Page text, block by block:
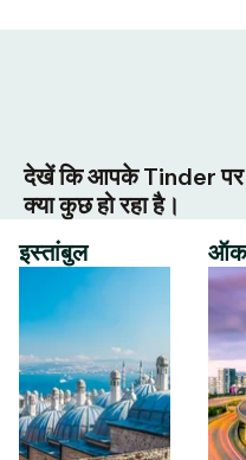
देखें कि आपके Tinder
क्या कुछ हो रहा है।
इस्तांबुल